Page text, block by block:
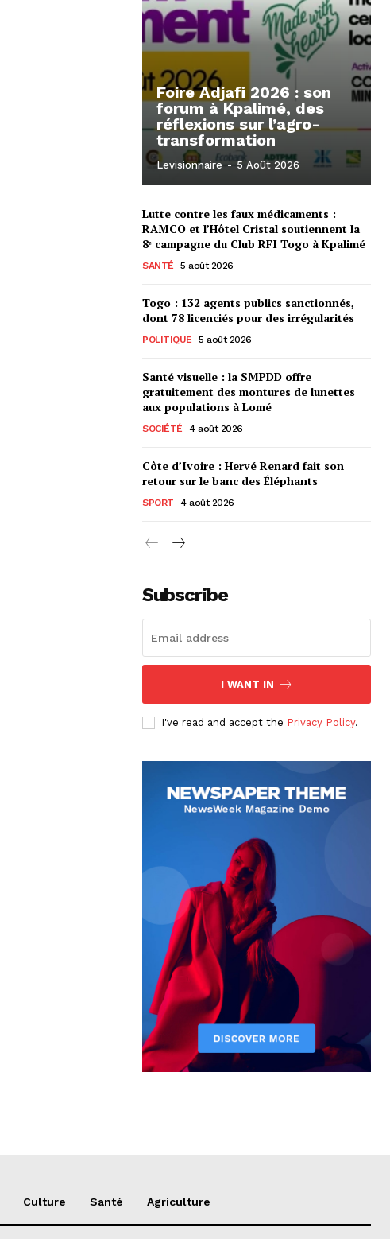
Foire Adjafi 2026 : son
forum à Kpalimé, des
réflexions sur l’agro-
transformation
Levisionnaire - 5 Août 2026
Lutte contre les faux médicaments :
RAMCO et l’Hôtel Cristal soutiennent la
8ᵉ campagne du Club RFI Togo à Kpalimé
SANTÉ 5 août 2026
Togo : 132 agents publics sanctionnés,
dont 78 licenciés pour des irrégularités
POLITIQUE 5 août 2026
Santé visuelle : la SMPDD offre
gratuitement des montures de lunettes
aux populations à Lomé
SOCIÉTÉ 4 août 2026
Côte d’Ivoire : Hervé Renard fait son
retour sur le banc des Éléphants
SPORT 4 août 2026
Subscribe
I WANT IN
I've read and accept the Privacy Policy.
Culture Santé Agriculture